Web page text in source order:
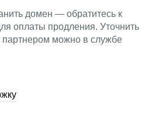
домен — обратитесь к
оплаты продления. Уточнить
партнером можно в службе